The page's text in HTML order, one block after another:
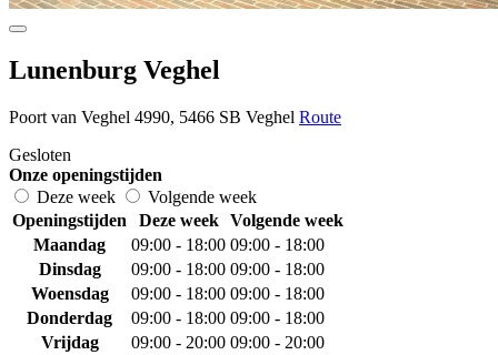
Lunenburg Veghel
Poort van Veghel 4990, 5466 SB Veghel Route
Gesloten
Onze openingstijden
Deze week
Volgende week
Openingstijden
Deze week
Volgende week
Maandag
09:00 - 18:00 09:00 - 18:00
Dinsdag
09:00 - 18:00 09:00 - 18:00
Woensdag
09:00 - 18:00 09:00 - 18:00
Donderdag
09:00 - 18:00 09:00 - 18:00
Vrijdag
09:00 - 20:00 09:00 - 20:00